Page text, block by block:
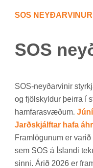
SOS NEYÐ­AR­VIN­UR
SOS
SOS-neyð­ar­vin­ir
og fjöl­skyld­ur þeirra í
ham­fara­svæð­um.
Jarðskjálftar hafa
Fram­lög­un­um er
sem SOS á Ís­landi
sinni. Árið 2026 er